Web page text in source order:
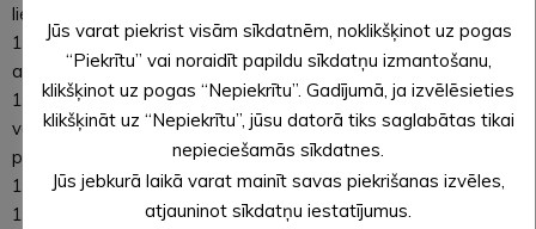
lietusūdeņu attīrīšanas izmaksu kompensāciju.
12. Par līdzekļu piešķiršanu skolēnu pārvadājumu
autotransporta remontam.
13. Par līdzekļu piešķiršanu pedagogu darba samaksas un
valsts sociālās apdrošināšanas obligāto iemaksu
palielinājumam.
14. Par līdzekļu piešķiršanu nekustamā īpašuma uzturēšanai.
15. Par grozījumiem Alūksnes novada domes 28.12.2017.
Jūs varat piekrist visām sīkdatnēm, noklikšķinot uz pogas
“Piekrītu” vai noraidīt papildu sīkdatņu izmantošanu,
klikšķinot uz pogas “Nepiekrītu”. Gadījumā, ja izvēlēsieties
klikšķināt uz “Nepiekrītu”, jūsu datorā tiks saglabātas tikai
nepieciešamās sīkdatnes.
Jūs jebkurā laikā varat mainīt savas piekrišanas izvēles,
atjauninot sīkdatņu iestatījumus.